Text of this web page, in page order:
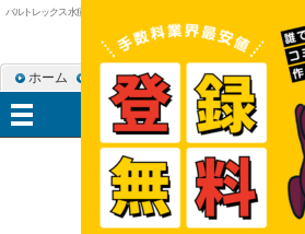
バルトレックス 水痘予防投与
ホーム RSS購読 サイトマップ
メニュー